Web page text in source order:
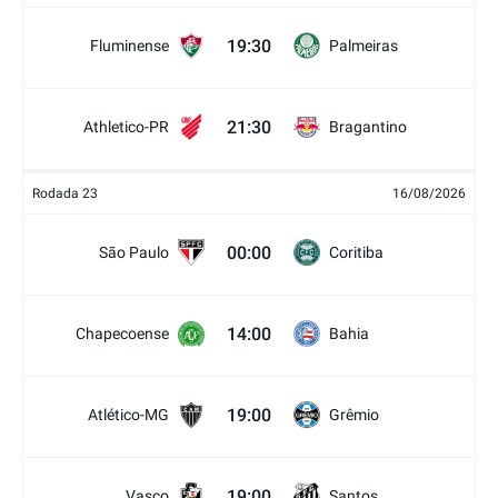
Fluminense 19:30 Palmeiras
Athletico-PR 21:30 Bragantino
Rodada 23 16/08/2026
São Paulo 00:00 Coritiba
Chapecoense 14:00 Bahia
Atlético-MG 19:00 Grêmio